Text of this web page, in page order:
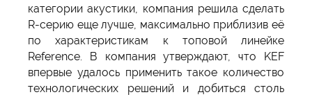
категории акустики, компания решила сделать
R-серию еще лучше, максимально приблизив её
по характеристикам к топовой линейке
Reference. В компания утверждают, что KEF
впервые удалось применить такое количество
технологических решений и добиться столь